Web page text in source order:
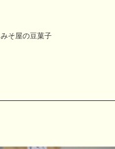
みそ屋の豆菓子